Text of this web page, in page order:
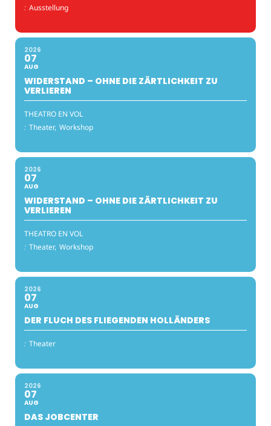
: Ausstellung
2026
07
AUG
WIDERSTAND – OHNE DIE ZÄRTLICHKEIT ZU
VERLIEREN
THEATRO EN VOL
: Theater, Workshop
2026
07
AUG
WIDERSTAND – OHNE DIE ZÄRTLICHKEIT ZU
VERLIEREN
THEATRO EN VOL
: Theater, Workshop
2026
07
AUG
DER FLUCH DES FLIEGENDEN HOLLÄNDERS
: Theater
2026
07
AUG
DAS JOBCENTER